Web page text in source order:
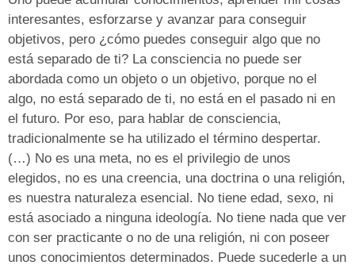
interesantes, esforzarse y avanzar para conseguir
objetivos, pero ¿cómo puedes conseguir algo que no
está separado de ti? La consciencia no puede ser
abordada como un objeto o un objetivo, porque no el
algo, no está separado de ti, no está en el pasado ni en
el futuro. Por eso, para hablar de consciencia,
tradicionalmente se ha utilizado el término despertar.
(…) No es una meta, no es el privilegio de unos
elegidos, no es una creencia, una doctrina o una religión,
es nuestra naturaleza esencial. No tiene edad, sexo, ni
está asociado a ninguna ideología. No tiene nada que ver
con ser practicante o no de una religión, ni con poseer
unos conocimientos determinados. Puede sucederle a un